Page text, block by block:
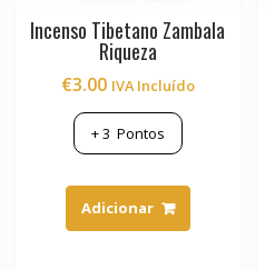
Incenso Tibetano Zambala
Riqueza
€3.00 IVA Incluído
+3 Pontos
Adicionar